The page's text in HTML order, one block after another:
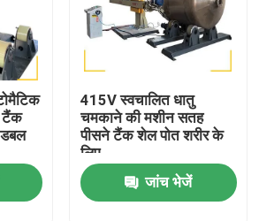
टैंक
डबल
415V स्वचालित धातु
चमकाने की मशीन सतह
पीसने टैंक शेल पोत शरीर के
लिए
जांच भेजें